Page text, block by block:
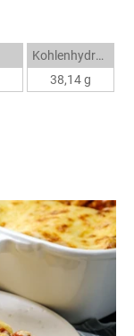
Kohlenhydrate
38,14 g